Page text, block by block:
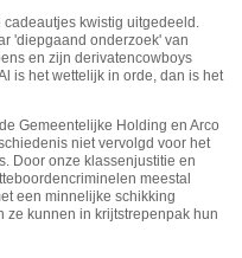
kwistig uitgedeeld.
'diepgaand onderzoek' van
en zijn derivatencowboys
is het wettelijk in orde, dan is het
Gemeentelijke Holding en Arco
niet vervolgd voor het
Door onze klassenjustitie en
meestal
een minnelijke schikking
ze kunnen in krijtstrepenpak hun